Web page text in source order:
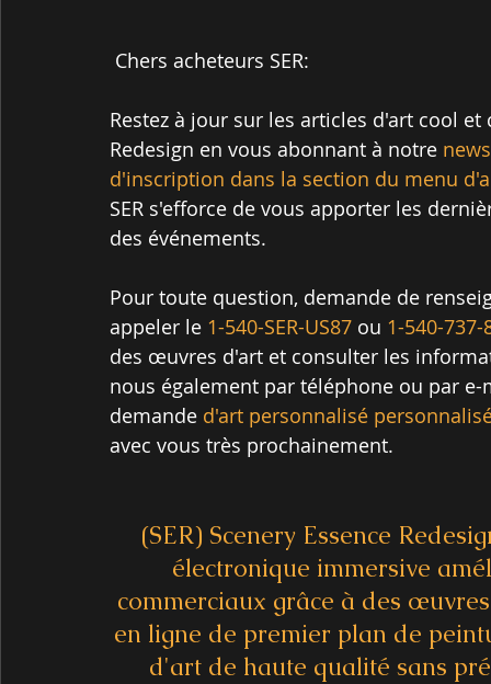
Chers acheteurs SER:
Restez à jour sur les articles d'art cool et
Redesign en vous abonnant à notre
d'inscription dans la section du menu
SER s'efforce de vous apporter les
des événements.
Pour toute question, demande de
appeler le 1-540-SER-US87 ou 1-540-737-
des œuvres d'art et consulter les
nous également par téléphone ou par
demande d'art personnalisé
avec vous très prochainement.
(SER) Scenery Essence
électronique immersive
commerciaux grâce à des
en ligne de premier plan de
d'art de haute qualité sans